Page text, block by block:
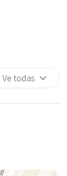
Ve todas